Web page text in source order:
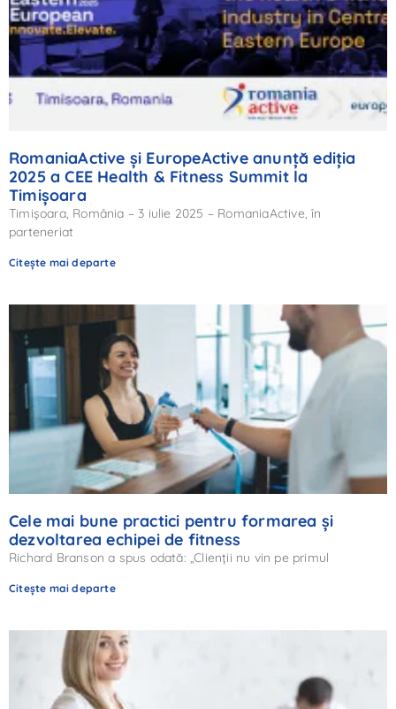
RomaniaActive și EuropeActive anunță ediția
2025 a CEE Health & Fitness Summit la
Timișoara
Timișoara, România – 3 iulie 2025 – RomaniaActive, în
parteneriat
Citește mai departe
Cele mai bune practici pentru formarea și
dezvoltarea echipei de fitness
Richard Branson a spus odată: „Clienții nu vin pe primul
Citește mai departe